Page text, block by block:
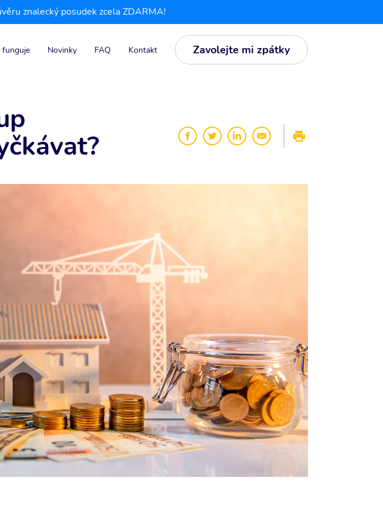
znalecký posudek zcela ZDARMA!
funguje Novinky FAQ Kontakt Zavolejte mi zpátky